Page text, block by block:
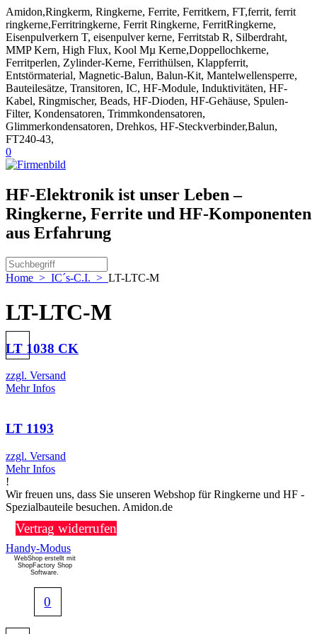
Amidon,Ringkerm, Ringkerne, Ferrite, Ferritkern, FT,ferrit, ferrit
ringkerne,Ferritringkerne, Ferrit Ringkerne, FerritRingkerne,
Eisenpulverkern T, eisenpulver kerne, Ferritstab R, Silberdraht,
MMP Kern, High Flux, Kool Mµ Kerne,Doppellochkerne,
Ferritperlen, Zylinder-Kerne, Ferrithülsen, Klappferrit,
Entstörmaterial, Magnetic-Balun, Balun-Kit, Mantelwellensperre,
Bauteilesätze, Transitoren, IC, HF-Module, Induktivitäten, HF-
Kabel, Ringmischer, Beads, HF-Dioden, HF-Gehäuse, Spulen-
Filter, Kondensatoren, Trimmkondensatoren,
Glimmerkondensatoren, Drehkos, HF-Steckverbinder,Balun,
FT240-43,
0
HF-Elektronik ist unser Leben –
Ringkerne, Ferrite und HF-Komponenten
aus Erfahrung
Home > IC´s-C.I. > LT-LTC-M
LT-LTC-M
LT 1038 CK
zzgl. Versand
Mehr Infos
LT 1193
zzgl. Versand
Mehr Infos
!
Wir freuen uns, dass Sie unseren Webshop für Ringkerne und HF -
Spezialbauteile besuchen. Amidon.de
Vertrag widerrufen
Handy-Modus
WebShop erstellt mit
ShopFactory Shop
Software.
0